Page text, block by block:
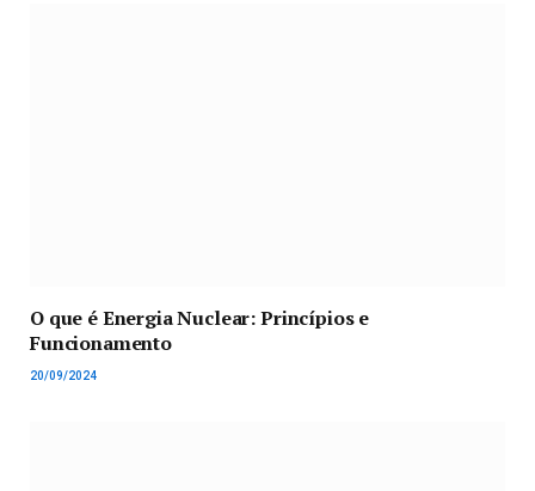
O que é Energia Nuclear: Princípios e
Funcionamento
20/09/2024